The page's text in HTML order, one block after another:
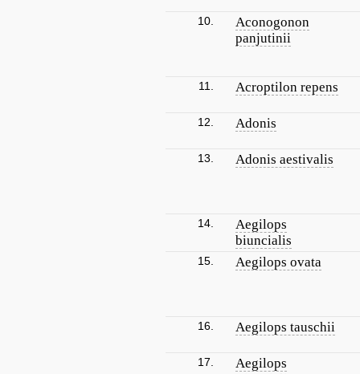
10.
Aconogonon
panjutinii
11. Acroptilon repens
12. Adonis
13. Adonis aestivalis
14.
Aegilops
biuncialis
15. Aegilops ovata
16. Aegilops tauschii
17.
Aegilops